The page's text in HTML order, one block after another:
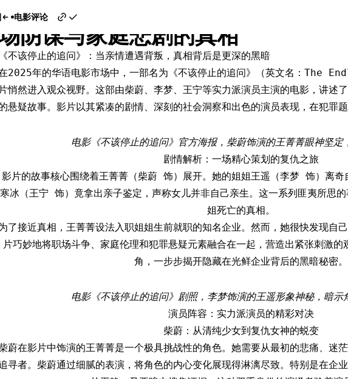
电影评论
《不该停止的追问》：柴蔚化身复
阴谋与家庭悲剧的真相
《不该停止的追问》：当亲情遭遇背叛，真相背后是更深的黑暗
2025年的华语电影市场中，一部名为《不该停止的追问》（英文名：The
片悄然进入观众视野。这部由柴蔚、李梦、王宁等实力派演员主演的电影，讲述
悬疑故事。影片以其紧凑的剧情、深刻的社会洞察和出色的演员表现，在犯罪
电影《不该停止的追问》官方海报，柴蔚饰演的王菁菁眼神坚定
剧情解析：一场精心策划的复仇之旅
影片的故事核心围绕着王菁菁（柴蔚 饰）展开。她的姐姐王遥（李梦 饰）离奇
寒冰（王宁 饰）竟拿出亲子鉴定，声称女儿并非自己亲生。这一系列匪夷所思
姐死亡的真相。
了接近真相，王菁菁设法入职姐姐生前就职的知名企业。然而，她很快发现自
片巧妙地将职场斗争、家庭伦理和犯罪悬疑元素融合在一起，营造出紧张刺激
角，一步步揭开隐藏在光鲜企业背后的黑暗秘密。
电影《不该停止的追问》剧照，李梦饰演的王遥形象神秘，暗示
演员阵容：实力派演员的精彩对决
柴蔚：从清纯少女到复仇女神的蜕变
蔚在影片中饰演的王菁菁是一个极具挑战性的角色。她需要从最初的悲痛、迷
寻者。柴蔚通过细腻的表演，将角色的内心变化展现得淋漓尽致。特别是在企